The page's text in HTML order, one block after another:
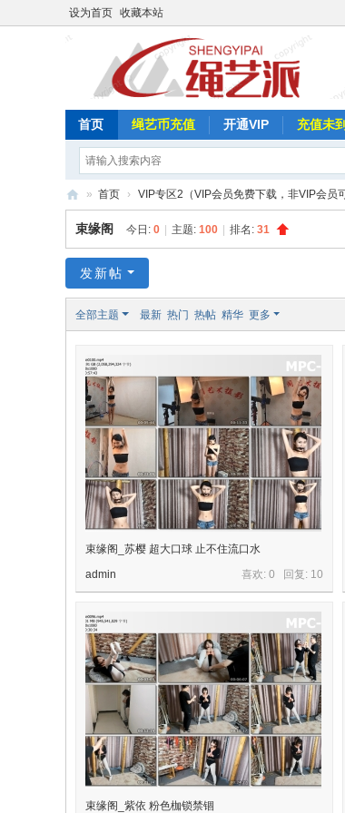
设为首页 收藏本站
首页 绳艺币充值 开通VIP 充值未
绳
艺
» 首页 › VIP专区2（VIP会员免费下载，非VIP会员
束缘阁 今日: 0 主题: 100 排名: 31
发新帖
全部主题 最新 热门 热帖 精华 更多
束缘阁_苏樱 超大口球 止不住流口水
喜欢: 0 回复: 10
admin
束缘阁_紫依 粉色枷锁禁锢